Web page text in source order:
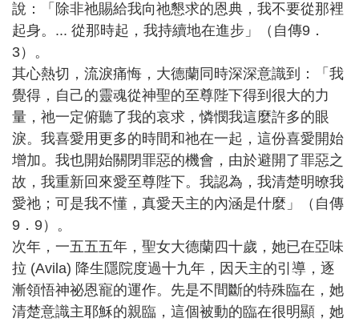
說：「除非祂賜給我向祂懇求的恩典，我不要從那裡
起身。... 從那時起，我持續地在進步」（自傳9．
3）。
其心熱切，流淚痛悔，大德蘭同時深深意識到：「我
覺得，自己的靈魂從神聖的至尊陛下得到很大的力
量，祂一定俯聽了我的哀求，憐憫我這麼許多的眼
淚。我喜愛用更多的時間和祂在一起，這份喜愛開始
增加。我也開始關閉罪惡的機會，由於避開了罪惡之
故，我重新回來愛至尊陛下。我認為，我清楚明暸我
愛祂；可是我不懂，真愛天主的內涵是什麼」（自傳
9．9）。
次年，一五五五年，聖女大德蘭四十歲，她已在亞味
拉 (Avila) 降生隱院度過十九年，因天主的引導，逐
漸領悟神祕恩寵的運作。先是不間斷的特殊臨在，她
清楚意識主耶穌的親臨，這個被動的臨在很明顯，她